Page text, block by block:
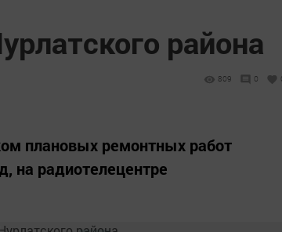
района
809 0
плановых ремонтных работ
на радиотелецентре